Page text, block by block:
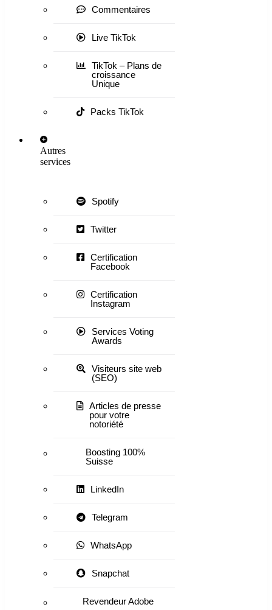
Commentaires
Live TikTok
TikTok – Plans de
croissance
Unique
Packs TikTok
Autres
services
Spotify
Twitter
Certification
Facebook
Certification
Instagram
Services Voting
Awards
Visiteurs site web
(SEO)
Articles de presse
pour votre
notoriété
Boosting 100%
Suisse
LinkedIn
Telegram
WhatsApp
Snapchat
Revendeur Adobe